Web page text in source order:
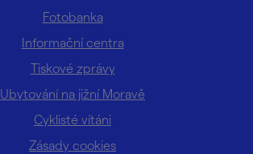
Fotobanka
Informační centra
Tiskové zprávy
Ubytování na jižní Moravě
Cyklisté vítáni
Zásady cookies